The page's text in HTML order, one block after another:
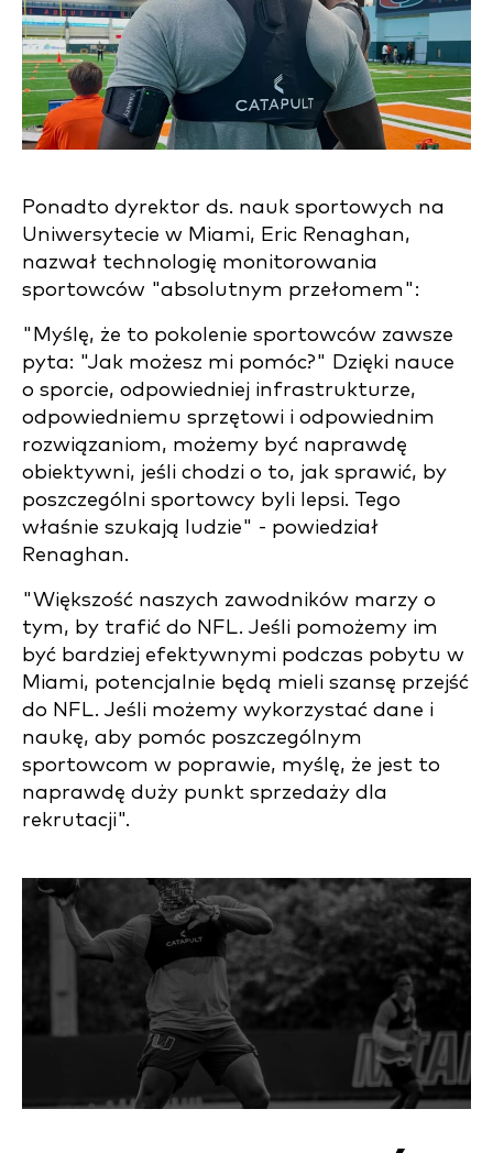
Ponadto dyrektor ds. nauk sportowych na
Uniwersytecie w Miami, Eric Renaghan,
nazwał technologię monitorowania
sportowców "absolutnym przełomem":
"Myślę, że to pokolenie sportowców zawsze
pyta: "Jak możesz mi pomóc?" Dzięki nauce
o sporcie, odpowiedniej infrastrukturze,
odpowiedniemu sprzętowi i odpowiednim
rozwiązaniom, możemy być naprawdę
obiektywni, jeśli chodzi o to, jak sprawić, by
poszczególni sportowcy byli lepsi. Tego
właśnie szukają ludzie" - powiedział
Renaghan.
"Większość naszych zawodników marzy o
tym, by trafić do NFL. Jeśli pomożemy im
być bardziej efektywnymi podczas pobytu w
Miami, potencjalnie będą mieli szansę przejść
do NFL. Jeśli możemy wykorzystać dane i
naukę, aby pomóc poszczególnym
sportowcom w poprawie, myślę, że jest to
naprawdę duży punkt sprzedaży dla
rekrutacji".